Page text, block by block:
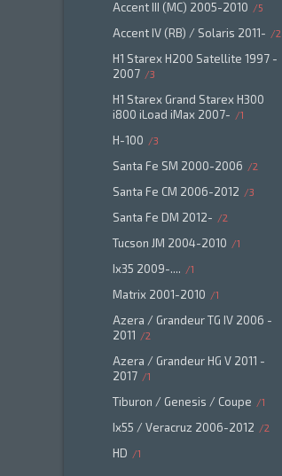
Accent III (MC) 2005-2010 5
Accent IV (RB) / Solaris 2011- 2
H1 Starex H200 Satellite 1997 -
2007
3
H1 Starex Grand Starex H300
i800 iLoad iMax 2007-
1
H-100 3
Santa Fe SM 2000-2006 2
Santa Fe CM 2006-2012 3
Santa Fe DM 2012- 2
Tucson JM 2004-2010 1
Ix35 2009-.... 1
Matrix 2001-2010 1
Azera / Grandeur TG IV 2006 -
2011
2
Azera / Grandeur HG V 2011 -
2017
1
Tiburon / Genesis / Coupe 1
Ix55 / Veracruz 2006-2012 2
HD 1